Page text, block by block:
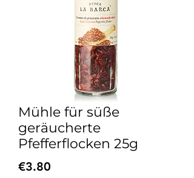
Mühle für süße
geräucherte
Pfefferflocken 25g
€3.80